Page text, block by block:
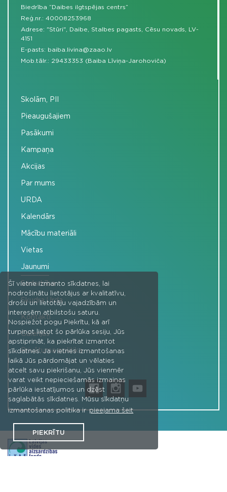
Šī vietne izmanto sīkdatnes, lai
nodrošinātu lietotājus ar kvalitatīvu,
drošu un lietotāju vajadzībām un
interesēm atbilstošu saturu.
Nospiežot pogu Piekrītu, kā arī
turpinot lietot šo pārlūka sesiju, Jūs
apstiprināt, ka piekrītat izmantot
sīkdatnes. Ja vietnes izmantošanas
laikā Jūs pārdomājat un vēlaties
atcelt savu piekrišanu, Jūs vienmēr
varat veikt nepieciešamās izmaiņas
pārlūka iestatījumos un dzēst
saglabātās sīkdatnes. Mūsu sīkdatņu
izmantošanas politika irpieejama šeit
PIEKRĪTU
Biedrība “Daibes ilgtspējas centrs”
Reģ.nr.: 40008253968
Adrese: "Stūri", Daibe, Stalbes pagasts, Cēsu novads, LV-
4151
E-pasts: baiba.livina@zaao.lv
Mob.tālr.: 29433353 (Baiba Līviņa-Jarohoviča)
Skolām, PII
Pieaugušajiem
Pasākumi
Kampaņa
Akcijas
Par mums
URDA
Kalendārs
Mācību materiāli
Vietas
Jaunumi
Sadarbība
Skudra Urda
Kontakti
Galerijas
Privātuma politika